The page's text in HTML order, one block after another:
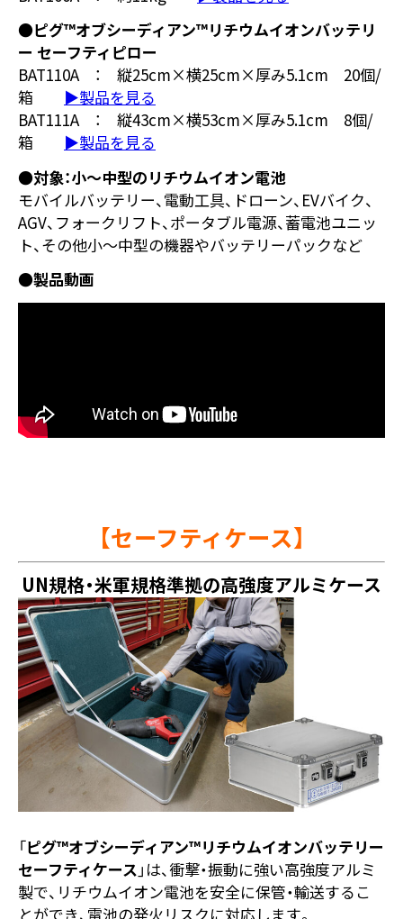
●ピグ™オブシーディアン™リチウムイオンバッテリ
ー セーフティピロー
BAT110A ： 縦25cm×横25cm×厚み5.1cm 20個/
箱 ▶製品を見る
BAT111A ： 縦43cm×横53cm×厚み5.1cm 8個/
箱 ▶製品を見る
●対象：小～中型のリチウムイオン電池
モバイルバッテリー、電動工具、ドローン、EVバイク、
AGV、フォークリフト、ポータブル電源、蓄電池ユニッ
ト、その他小～中型の機器やバッテリーパックなど
●製品動画
【セーフティケース】
UN規格・米軍規格準拠の高強度アルミケース
「ピグ™オブシーディアン™リチウムイオンバッテリー
セーフティケース 」は、衝撃・振動に強い高強度アルミ
製で、リチウムイオン電池を安全に保管・輸送するこ
とができ、電池の発火リスクに対応します。